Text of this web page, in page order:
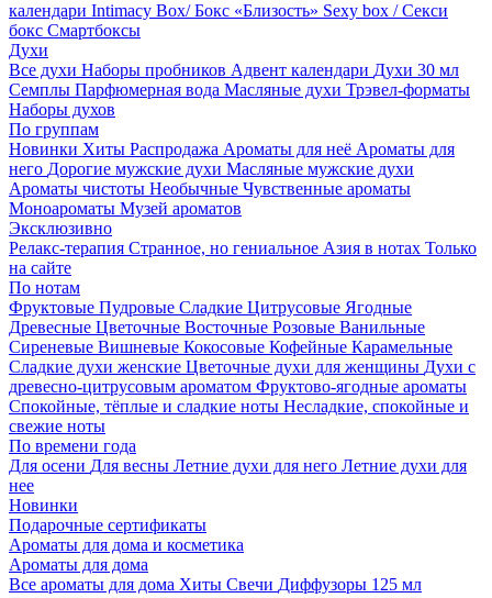
календари Intimacy Box/ Бокс «Близость» Sexy box / Секси
бокс Смартбоксы
Духи
Все духи Наборы пробников Адвент календари Духи 30 мл
Семплы Парфюмерная вода Масляные духи Трэвел-форматы
Наборы духов
По группам
Новинки Хиты Распродажа Ароматы для неё Ароматы для
него Дорогие мужские духи Масляные мужские духи
Ароматы чистоты Необычные Чувственные ароматы
Моноароматы Музей ароматов
Эксклюзивно
Релакс-терапия Странное, но гениальное Азия в нотах Только
на сайте
По нотам
Фруктовые Пудровые Сладкие Цитрусовые Ягодные
Древесные Цветочные Восточные Розовые Ванильные
Сиреневые Вишневые Кокосовые Кофейные Карамельные
Сладкие духи женские Цветочные духи для женщины Духи с
древесно-цитрусовым ароматом Фруктово-ягодные ароматы
Спокойные, тёплые и сладкие ноты Несладкие, спокойные и
свежие ноты
По времени года
Для осени Для весны Летние духи для него Летние духи для
нее
Новинки
Подарочные сертификаты
Ароматы для дома и косметика
Ароматы для дома
Все ароматы для дома Хиты Свечи Диффузоры 125 мл